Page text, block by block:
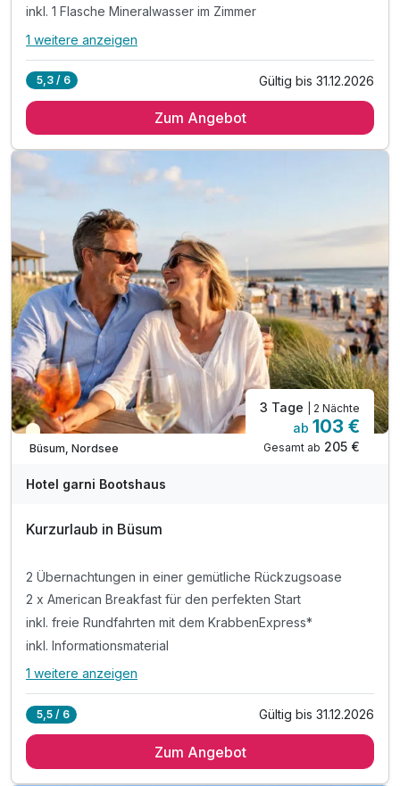
inkl. 1 Flasche Mineralwasser im Zimmer
Alle Inklusivleistungen
2 x reichhaltiges Frühstücksbuffet
inkl. 1 Flasche Mineralwasser im Zimmer
inkl. Rundfahrt mit dem Krabben-Express*
1 weitere anzeigen
5,3 / 6 Gültig bis 31.12.2026
Zum Angebot
Teilweise ausgelastet
Büsum, Nordsee
3 Tage | 2 Nächte
ab 103 €
Gesamt ab 205 €
Hotel garni Bootshaus
Kurzurlaub in Büsum
2 Übernachtungen in einer gemütliche Rückzugsoase
2 x American Breakfast für den perfekten Start
inkl. freie Rundfahrten mit dem KrabbenExpress*
inkl. Informationsmaterial
Alle Inklusivleistungen
2 x American Breakfast für den perfekten Start
1 weitere anzeigen
5,5 / 6 Gültig bis 31.12.2026
Zum Angebot